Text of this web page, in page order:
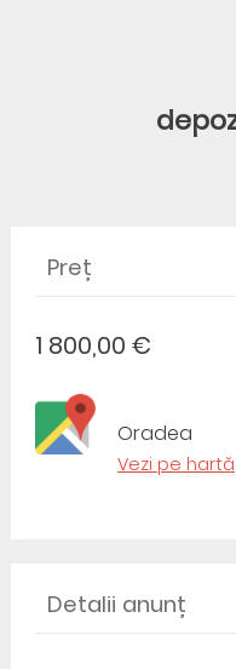
Preț
1 800,00 €
Oradea
Vezi pe hartă
Detalii anunț